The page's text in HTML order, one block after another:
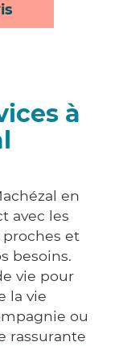
à
en
avec les
proches et
besoins.
vie pour
la vie
ou
rassurante